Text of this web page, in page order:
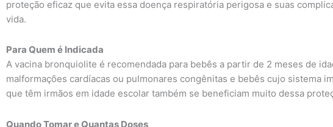
proteção eficaz que evita essa doença respiratória perigosa e suas
vida.
Para Quem é Indicada
A vacina bronquiolite é recomendada para bebês a partir de 2 meses de
malformações cardíacas ou pulmonares congênitas e bebês cujo sistema
que têm irmãos em idade escolar também se beneficiam muito dessa
Quando Tomar e Quantas Doses